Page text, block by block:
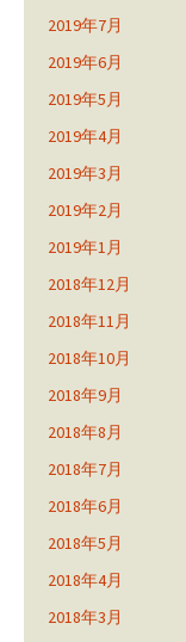
2019年7月
2019年6月
2019年5月
2019年4月
2019年3月
2019年2月
2019年1月
2018年12月
2018年11月
2018年10月
2018年9月
2018年8月
2018年7月
2018年6月
2018年5月
2018年4月
2018年3月